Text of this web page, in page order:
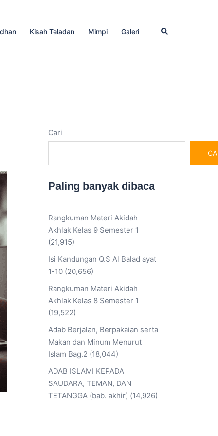
Kisah Teladan Mimpi Galeri Cari
Cari
Paling banyak dibaca
Rangkuman Materi Akidah
Akhlak Kelas 9 Semester 1
(21,915)
Isi Kandungan Q.S Al Balad ayat
1-10 (20,656)
Rangkuman Materi Akidah
Akhlak Kelas 8 Semester 1
(19,522)
Adab Berjalan, Berpakaian serta
Makan dan Minum Menurut
Islam Bag.2 (18,044)
ADAB ISLAMI KEPADA
SAUDARA, TEMAN, DAN
TETANGGA (bab. akhir) (14,926)